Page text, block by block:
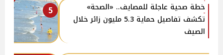
5
خطة صحية عاجلة للمصايف.. «الصحة»
تكشف تفاصيل حماية 5.3 مليون زائر خلال
الصيف